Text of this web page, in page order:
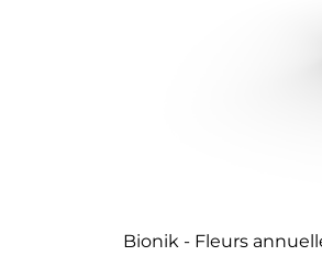
Bionik - Fleurs